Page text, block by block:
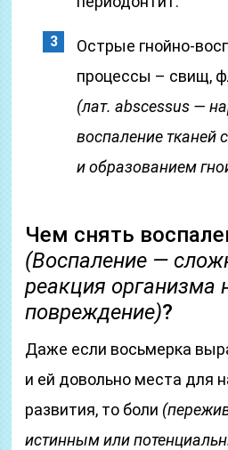
Острые гнойно-
процессы – свищ,
(лат. abscessus —
воспаление тканей
и образованием
Чем снять
(Воспаление —
реакция организма
повреждение)?
Даже если восьмерка
и ей довольно места для
развития, то боли
истинным или